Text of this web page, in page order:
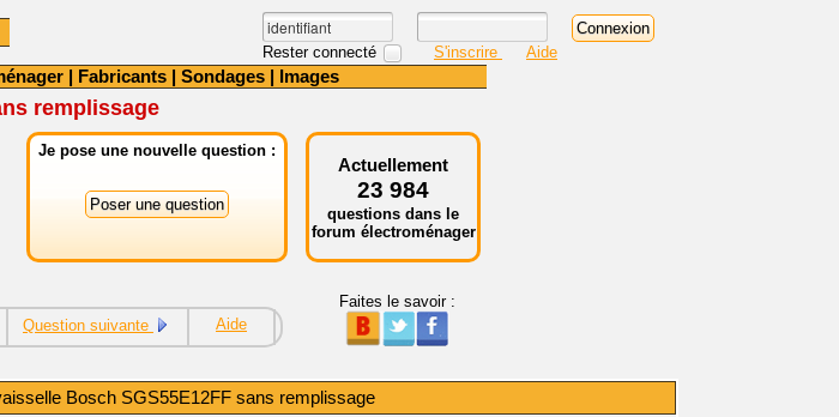
Rester connecté S'inscrire Aide
| Fabricants | Sondages | Images
remplissage
Je pose une nouvelle question :
Actuellement
23 984
questions dans le
forum électroménager
Question suivante Aide
Faites le savoir :
Bosch SGS55E12FF sans remplissage